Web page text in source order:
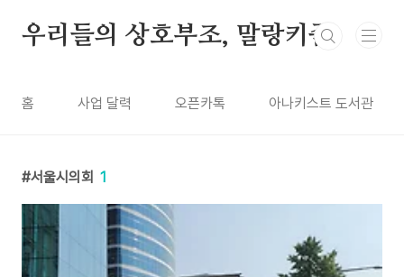
우리들의 상호부조, 말랑키즘
홈 사업 달력 오픈카톡 아나키스트 도서관
서울시의회 1